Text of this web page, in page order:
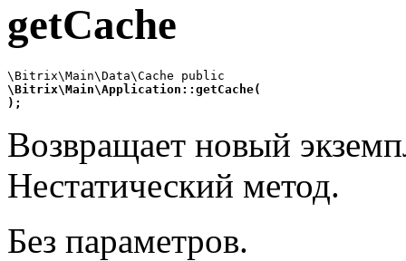
getCache
\Bitrix\Main\Application::getCache(
);
Возвращает новый
Нестатический метод.
Без параметров.